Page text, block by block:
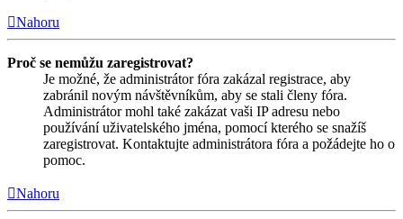
Nahoru
Proč se nemůžu zaregistrovat?
Je možné, že administrátor fóra zakázal registrace, aby
zabránil novým návštěvníkům, aby se stali členy fóra.
Administrátor mohl také zakázat vaši IP adresu nebo
používání uživatelského jména, pomocí kterého se snažíš
zaregistrovat. Kontaktujte administrátora fóra a požádejte ho o
pomoc.
Nahoru